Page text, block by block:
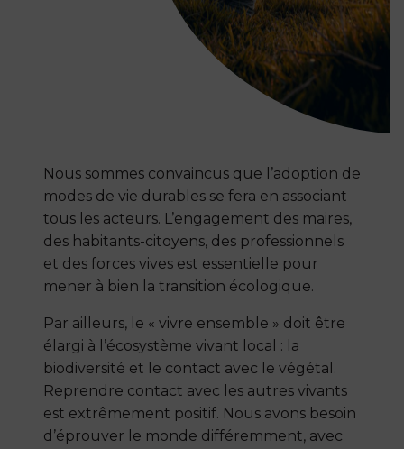
Nous sommes convaincus que l’adoption de
modes de vie durables se fera en associant
tous les acteurs. L’engagement des maires,
des habitants-citoyens, des professionnels
et des forces vives est essentielle pour
mener à bien la transition écologique.
Par ailleurs, le « vivre ensemble » doit être
élargi à l’écosystème vivant local : la
biodiversité et le contact avec le végétal.
Reprendre contact avec les autres vivants
est extrêmement positif. Nous avons besoin
d’éprouver le monde différemment, avec